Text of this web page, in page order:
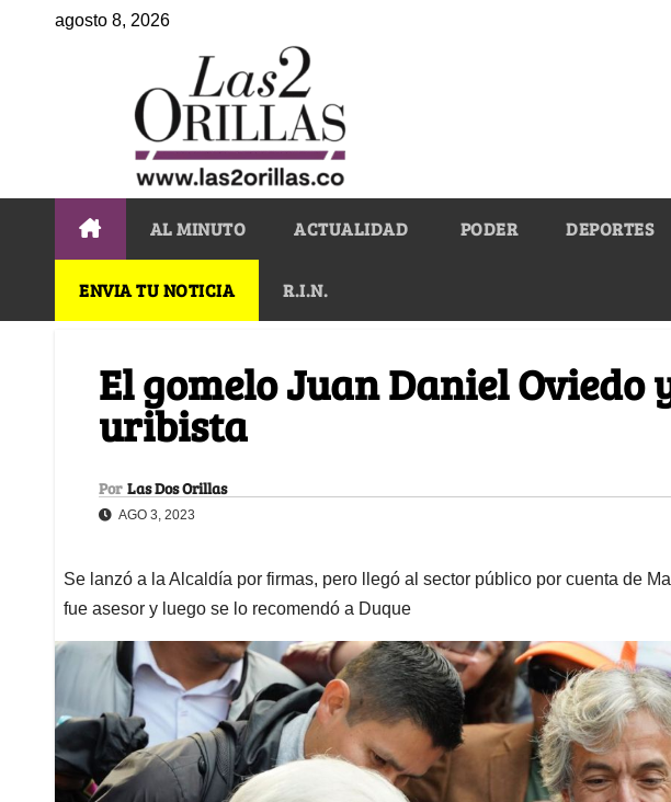
agosto 8, 2026
AL MINUTO ACTUALIDAD PODER DEPORTES
ENVIA TU NOTICIA R.I.N.
El gomelo Juan Daniel Oviedo
uribista
Por Las Dos Orillas
AGO 3, 2023
Se lanzó a la Alcaldía por firmas, pero llegó al sector público por cuenta de
fue asesor y luego se lo recomendó a Duque